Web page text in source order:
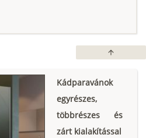
arrow_upward
Kádparavánok
egyrészes,
többrészes és
zárt kialakítással